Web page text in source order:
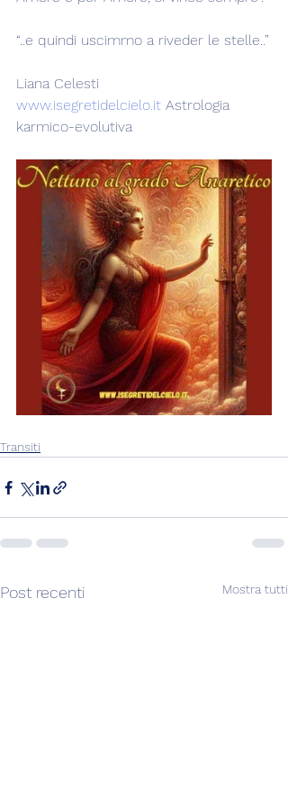
“..e quindi uscimmo a riveder le stelle..”
Liana Celesti
www.isegretidelcielo.it Astrologia
karmico-evolutiva
Transiti
Post recenti Mostra tutti